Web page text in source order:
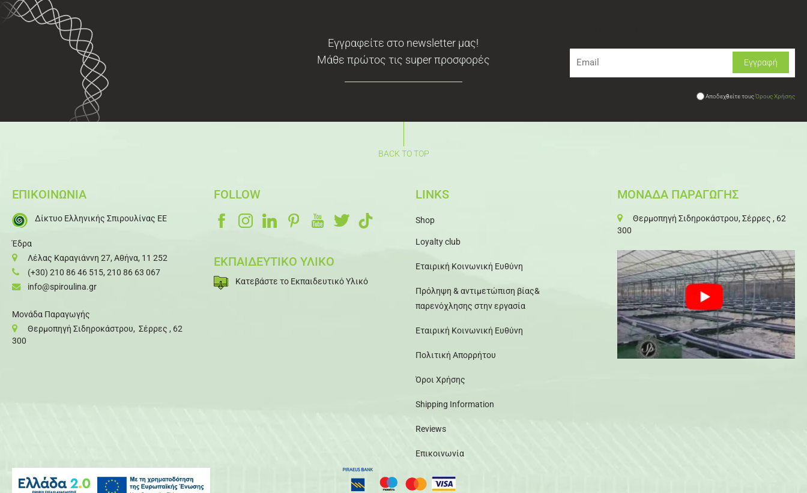
Εγγραφείτε στο newsletter μας!
Μάθε πρώτος τις super προσφορές
Αποδεχθείτε τουςΌρους Χρήσης
BACK TO TOP
ΕΠΙΚΟΙΝΩΝΙΑ
Δίκτυο Ελληνικής Σπιρουλίνας ΕΕ
Έδρα
Λέλας Καραγιάννη 27, Αθήνα, 11 252
(+30) 210 86 46 515, 210 86 63 067
info@spiroulina.gr
Μονάδα Παραγωγής
Θερμοπηγή Σιδηροκάστρου, Σέρρες , 62
300
FOLLOW
ΕΚΠΑΙΔΕΥΤΙΚΟ ΥΛΙΚΟ
Κατεβάστε το Εκπαιδευτικό Υλικό
LINKS
Shop
Loyalty club
Εταιρική Κοινωνική Ευθύνη
Πρόληψη & αντιμετώπιση βίας&
παρενόχλησης στην εργασία
Εταιρική Κοινωνική Ευθύνη
Πολιτική Απορρήτου
Όροι Χρήσης
Shipping Information
Reviews
Επικοινωνία
ΜΟΝΑΔΑ ΠΑΡΑΓΩΓΗΣ
Θερμοπηγή Σιδηροκάστρου, Σέρρες , 62
300